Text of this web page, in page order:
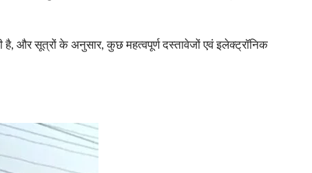
है, और सूत्रों के अनुसार, कुछ महत्वपूर्ण दस्तावेजों एवं इलेक्ट्रॉनिक